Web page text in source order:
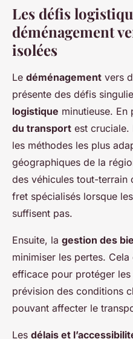
Les défis
régions isolées
devez savoir!
Les défis
déménagement
isolées
Le déménagement vers
présente des défis
logistique minutieuse. En
du transport est cruciale.
les méthodes les plus
géographiques de la
des véhicules tout-terrain
fret spécialisés lorsque
suffisent pas.
Ensuite, la gestion des
minimiser les pertes.
efficace pour protéger
prévision des conditions
pouvant affecter le
Les délais et